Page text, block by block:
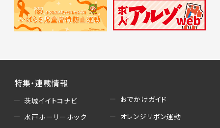
特集・連載情報
茨城イイトコナビ
水戸ホーリーホック
おでかけガイド
オレンジリボン運動